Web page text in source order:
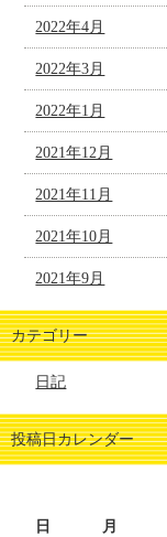
2022年4月
2022年3月
2022年1月
2021年12月
2021年11月
2021年10月
2021年9月
カテゴリー
日記
投稿日カレンダー
日 月